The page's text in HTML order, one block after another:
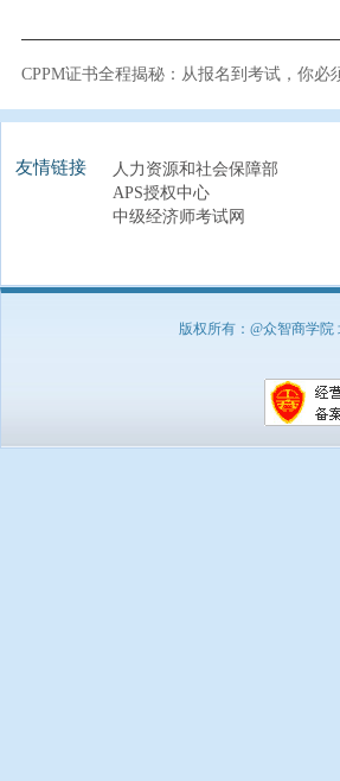
CPPM证书全程揭秘：从报名到考试，你必
友情链接 人力资源和社会保障部
APS授权中心
中级经济师考试网
版权所有：@众智商学